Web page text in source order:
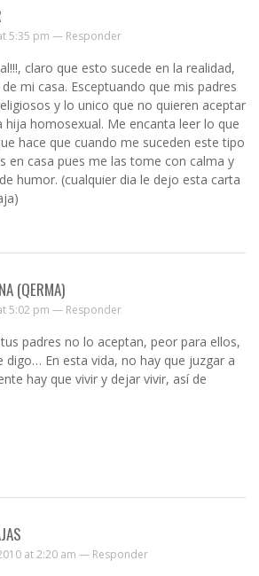
5:35 pm — Responder
claro que esto sucede en la realidad,
mi casa. Esceptuando que mis padres
y lo unico que no quieren aceptar
hija homosexual. Me encanta leer lo que
hace que cuando me suceden este tipo
en casa pues me las tome con calma y
humor. (cualquier dia le dejo esta carta
(QERMA)
5:02 pm — Responder
padres no lo aceptan, peor para ellos,
digo… En esta vida, no hay que juzgar a
hay que vivir y dejar vivir, así de
at 2:20 am — Responder